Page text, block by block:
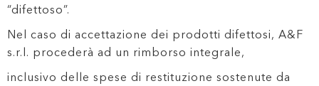
“difettoso”.
Nel caso di accettazione dei prodotti difettosi, A&F
s.r.l. procederà ad un rimborso integrale,
inclusivo delle spese di restituzione sostenute da